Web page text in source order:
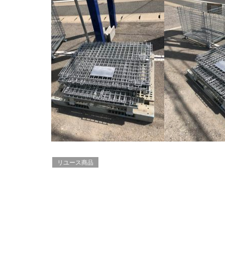
リユース商品